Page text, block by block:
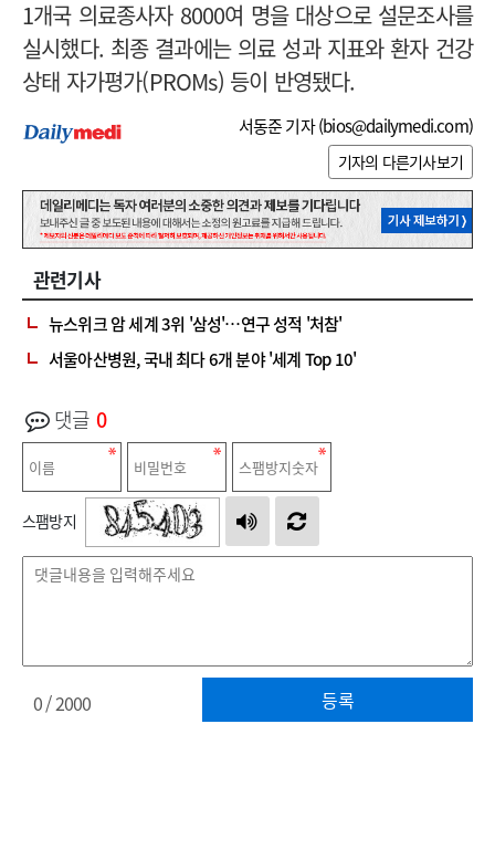
1개국 의료종사자 8000여 명을 대상으로 설문조사를
실시했다. 최종 결과에는 의료 성과 지표와 환자 건강
상태 자가평가(PROMs) 등이 반영됐다.
서동준 기자 (bios@dailymedi.com)
기자의 다른기사보기
관련기사
뉴스위크 암 세계 3위 '삼성'…연구 성적 '처참'
서울아산병원, 국내 최다 6개 분야 '세계 Top 10'
댓글 0
스팸방지
등록
0/ 2000